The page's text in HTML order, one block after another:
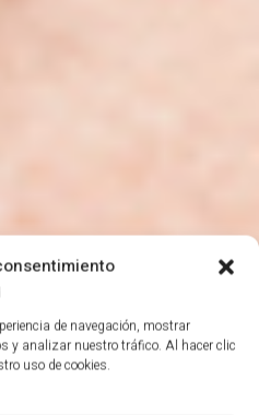
de navegación, mostrar
y analizar nuestro tráfico. Al hacer clic
uso de cookies.